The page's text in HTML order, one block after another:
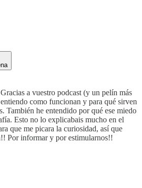
a vuestro podcast (y un pelín más
como funcionan y para qué sirven
También he entendido por qué ese miedo
Esto no lo explicabais mucho en el
que me picara la curiosidad, así que
Por informar y por estimularnos!!